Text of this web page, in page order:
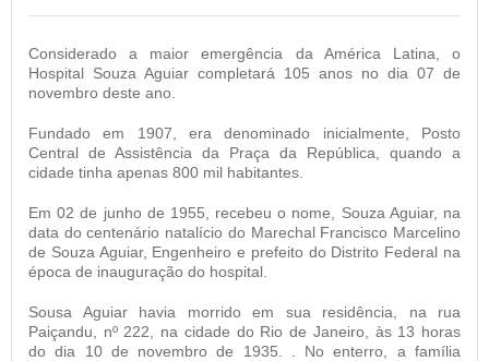
Considerado a maior emergência da América Latina, o
Hospital Souza Aguiar completará 105 anos no dia 07 de
novembro deste ano.
Fundado em 1907, era denominado inicialmente, Posto
Central de Assistência da Praça da República, quando a
cidade tinha apenas 800 mil habitantes.
Em 02 de junho de 1955, recebeu o nome, Souza Aguiar, na
data do centenário natalício do Marechal Francisco Marcelino
de Souza Aguiar, Engenheiro e prefeito do Distrito Federal na
época de inauguração do hospital.
Sousa Aguiar havia morrido em sua residência, na rua
Paiçandu, nº 222, na cidade do Rio de Janeiro, às 13 horas
do dia 10 de novembro de 1935. . No enterro, a família